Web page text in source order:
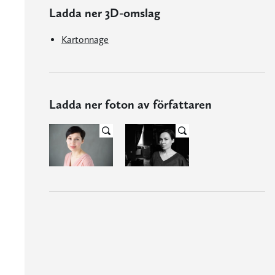
Ladda ner 3D-omslag
Kartonnage
Ladda ner foton av författaren